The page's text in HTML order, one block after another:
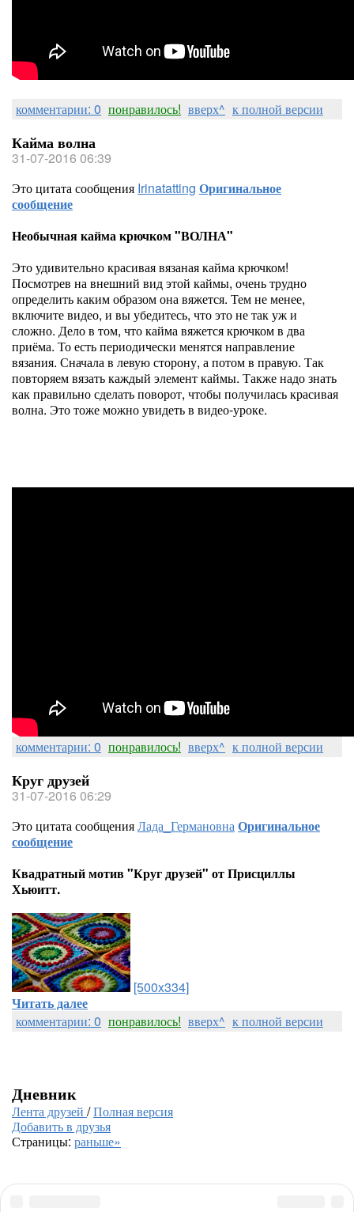
комментарии: 0 понравилось! вверх^ к полной версии
Кайма волна
31-07-2016 06:39
Это цитата сообщения Irinatatting Оригинальное
сообщение
Необычная кайма крючком "ВОЛНА"
Это удивительно красивая вязаная кайма крючком!
Посмотрев на внешний вид этой каймы, очень трудно
определить каким образом она вяжется. Тем не менее,
включите видео, и вы убедитесь, что это не так уж и
сложно. Дело в том, что кайма вяжется крючком в два
приёма. То есть периодически менятся направление
вязания. Сначала в левую сторону, а потом в правую. Так
повторяем вязать каждый элемент каймы. Также надо знать
как правильно сделать поворот, чтобы получилась красивая
волна. Это тоже можно увидеть в видео-уроке.
комментарии: 0 понравилось! вверх^ к полной версии
Круг друзей
31-07-2016 06:29
Это цитата сообщенияЛада_ГермановнаОригинальное
сообщение
Квадратный мотив "Круг друзей" от Присциллы
Хьюитт.
[500x334]
Читать далее
комментарии: 0 понравилось! вверх^ к полной версии
Дневник
Лента друзей /Полная версия
Добавить в друзья
Страницы: раньше»